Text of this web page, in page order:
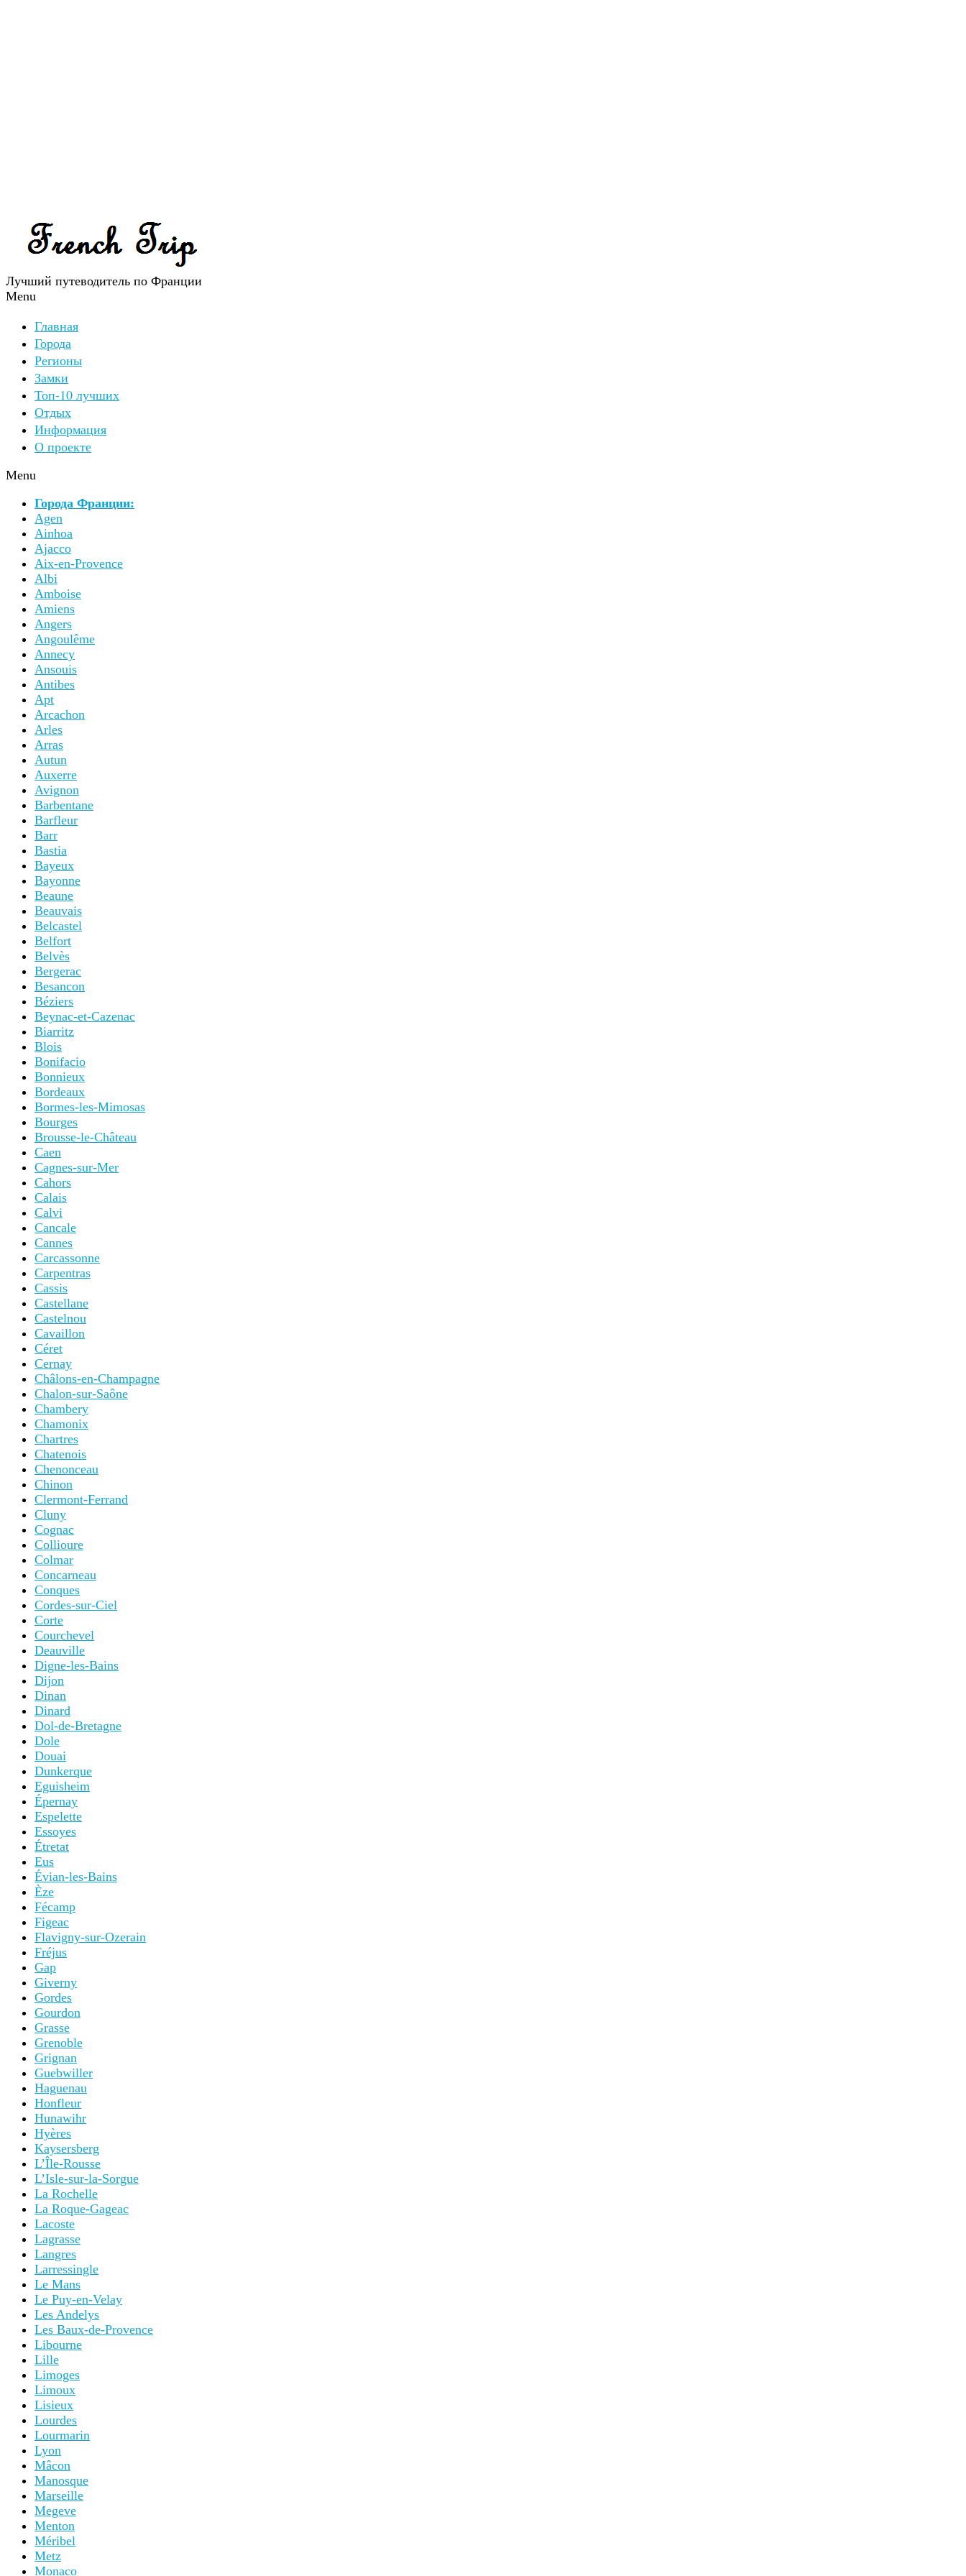
Лучший путеводитель по Франции
Menu
Главная
Города
Регионы
Замки
Топ-10 лучших
Отдых
Информация
О проекте
Menu
Города Франции:
Agen
Ainhoa
Ajacco
Aix-en-Provence
Albi
Amboise
Amiens
Angers
Angoulême
Annecy
Ansouis
Antibes
Apt
Arcachon
Arles
Arras
Autun
Auxerre
Avignon
Barbentane
Barfleur
Barr
Bastia
Bayeux
Bayonne
Beaune
Beauvais
Belcastel
Belfort
Belvès
Bergerac
Besancon
Béziers
Beynac-et-Cazenac
Biarritz
Blois
Bonifacio
Bonnieux
Bordeaux
Bormes-les-Mimosas
Bourges
Brousse-le-Château
Caen
Cagnes-sur-Mer
Cahors
Calais
Calvi
Cancale
Cannes
Carcassonne
Carpentras
Cassis
Castellane
Castelnou
Cavaillon
Céret
Cernay
Châlons-en-Champagne
Chalon-sur-Saône
Chambery
Chamonix
Chartres
Chatenois
Chenonceau
Chinon
Clermont-Ferrand
Cluny
Cognac
Collioure
Colmar
Concarneau
Conques
Cordes-sur-Ciel
Corte
Courchevel
Deauville
Digne-les-Bains
Dijon
Dinan
Dinard
Dol-de-Bretagne
Dole
Douai
Dunkerque
Eguisheim
Épernay
Espelette
Essoyes
Étretat
Eus
Évian-les-Bains
Èze
Fécamp
Figeac
Flavigny-sur-Ozerain
Fréjus
Gap
Giverny
Gordes
Gourdon
Grasse
Grenoble
Grignan
Guebwiller
Haguenau
Honfleur
Hunawihr
Hyères
Kaysersberg
L’Île-Rousse
L’Isle-sur-la-Sorgue
La Rochelle
La Roque-Gageac
Lacoste
Lagrasse
Langres
Larressingle
Le Mans
Le Puy-en-Velay
Les Andelys
Les Baux-de-Provence
Libourne
Lille
Limoges
Limoux
Lisieux
Lourdes
Lourmarin
Lyon
Mâcon
Manosque
Marseille
Megeve
Menton
Méribel
Metz
Monaco